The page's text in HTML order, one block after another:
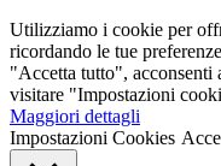
Utilizziamo i cookie per
ricordando le tue
"Accetta tutto",
visitare "Impostazioni
Maggiori dettagli
Impostazioni Cookies